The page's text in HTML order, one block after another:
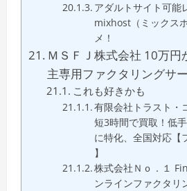
アダルトサイト可能
mixhost（ミックス
メ！
ＭＳＦＪ株式会社 10万円
主専用ファクタリングサー
これも好きかも
有限会社トラスト・
短3時間で買取！低
に特化、全国対応【
】
株式会社Ｎｏ．１
ンラインファクタリ